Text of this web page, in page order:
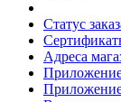
Статус
Адреса